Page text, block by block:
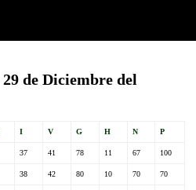
de Diciembre del
I V G H N P
37 41 78 11 67 100
38 42 80 10 70 70